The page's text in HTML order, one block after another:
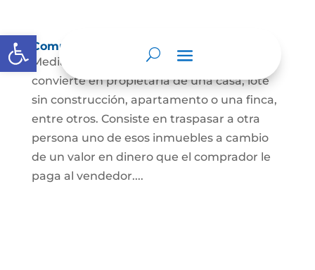
Abrir barra de herramientas
Compraventa de inmuebles
Mediante este contrato, una persona se
convierte en propietaria de una casa, lote
sin construcción, apartamento o una finca,
entre otros. Consiste en traspasar a otra
persona uno de esos inmuebles a cambio
de un valor en dinero que el comprador le
paga al vendedor....